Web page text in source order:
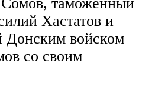
Хастатов и
войском
со своим